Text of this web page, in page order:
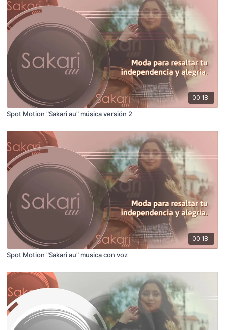
00:18
Spot Motion "Sakari au" música versión 2
00:18
Spot Motion "Sakari au" musica con voz